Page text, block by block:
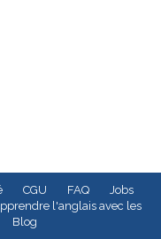
CGU FAQ
Jobs
l'anglais avec les
Blog